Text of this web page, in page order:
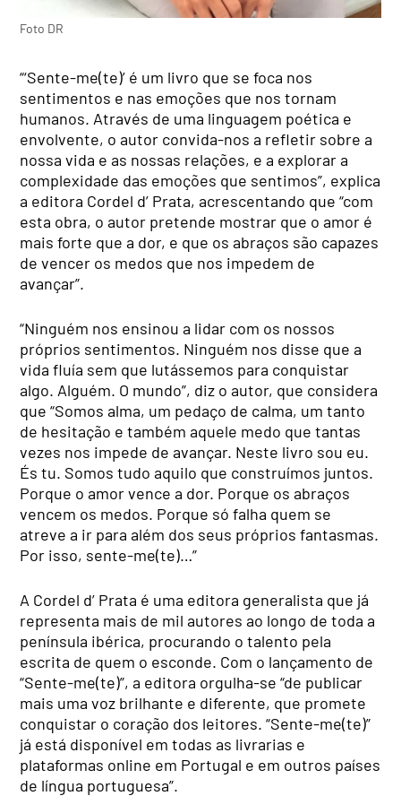
Foto DR
“‘Sente-me(te)’ é um livro que se foca nos
sentimentos e nas emoções que nos tornam
humanos. Através de uma linguagem poética e
envolvente, o autor convida-nos a refletir sobre a
nossa vida e as nossas relações, e a explorar a
complexidade das emoções que sentimos”, explica
a editora Cordel d’ Prata, acrescentando que “com
esta obra, o autor pretende mostrar que o amor é
mais forte que a dor, e que os abraços são capazes
de vencer os medos que nos impedem de
avançar”.
“Ninguém nos ensinou a lidar com os nossos
próprios sentimentos. Ninguém nos disse que a
vida fluía sem que lutássemos para conquistar
algo. Alguém. O mundo”, diz o autor, que considera
que “Somos alma, um pedaço de calma, um tanto
de hesitação e também aquele medo que tantas
vezes nos impede de avançar. Neste livro sou eu.
És tu. Somos tudo aquilo que construímos juntos.
Porque o amor vence a dor. Porque os abraços
vencem os medos. Porque só falha quem se
atreve a ir para além dos seus próprios fantasmas.
Por isso, sente-me(te)…”
A Cordel d’ Prata é uma editora generalista que já
representa mais de mil autores ao longo de toda a
península ibérica, procurando o talento pela
escrita de quem o esconde. Com o lançamento de
“Sente-me(te)”, a editora orgulha-se “de publicar
mais uma voz brilhante e diferente, que promete
conquistar o coração dos leitores. “Sente-me(te)”
já está disponível em todas as livrarias e
plataformas online em Portugal e em outros países
de língua portuguesa”.